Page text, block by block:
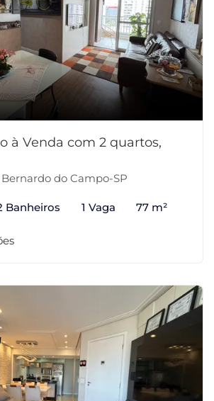
à Venda com 2 quartos,
do Campo-SP
Banheiros 1 Vaga 77 m²